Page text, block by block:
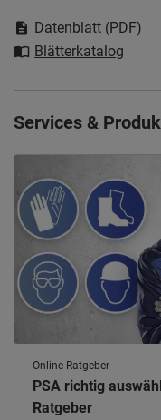
Datenblatt (PDF)
Blätterkatalog
Services &
Online-Ratgeber
PSA richtig
Ratgeber